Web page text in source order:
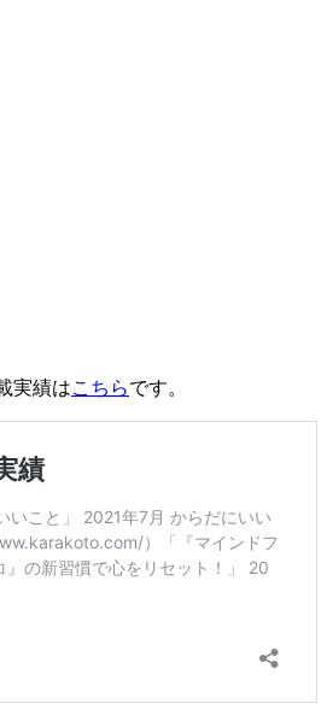
実績はこちらです。